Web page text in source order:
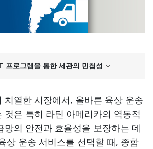
프로그램을 통한 세관의 민첩성
치열한 시장에서, 올바른 육상 운송
것은 특히 라틴 아메리카의 역동적
망의 안전과 효율성을 보장하는 데
상 운송 서비스를 선택할 때, 종합